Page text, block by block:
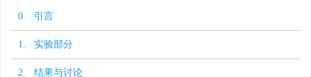
0. 引言
1. 实验部分
2. 结果与讨论